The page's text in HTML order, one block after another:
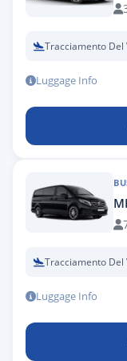
Tracciamento Del
Luggage Info
Tracciamento Del
Luggage Info